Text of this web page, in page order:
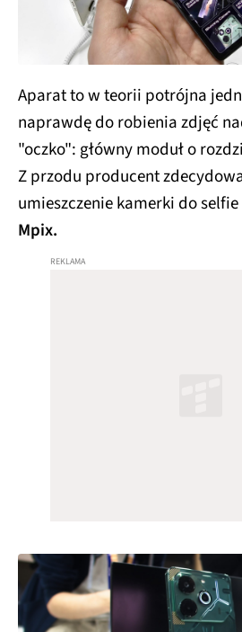
Aparat to w teorii potrójna
naprawdę do robienia zdjęć
"oczko": główny moduł o
Z przodu producent
umieszczenie kamerki do
Mpix.